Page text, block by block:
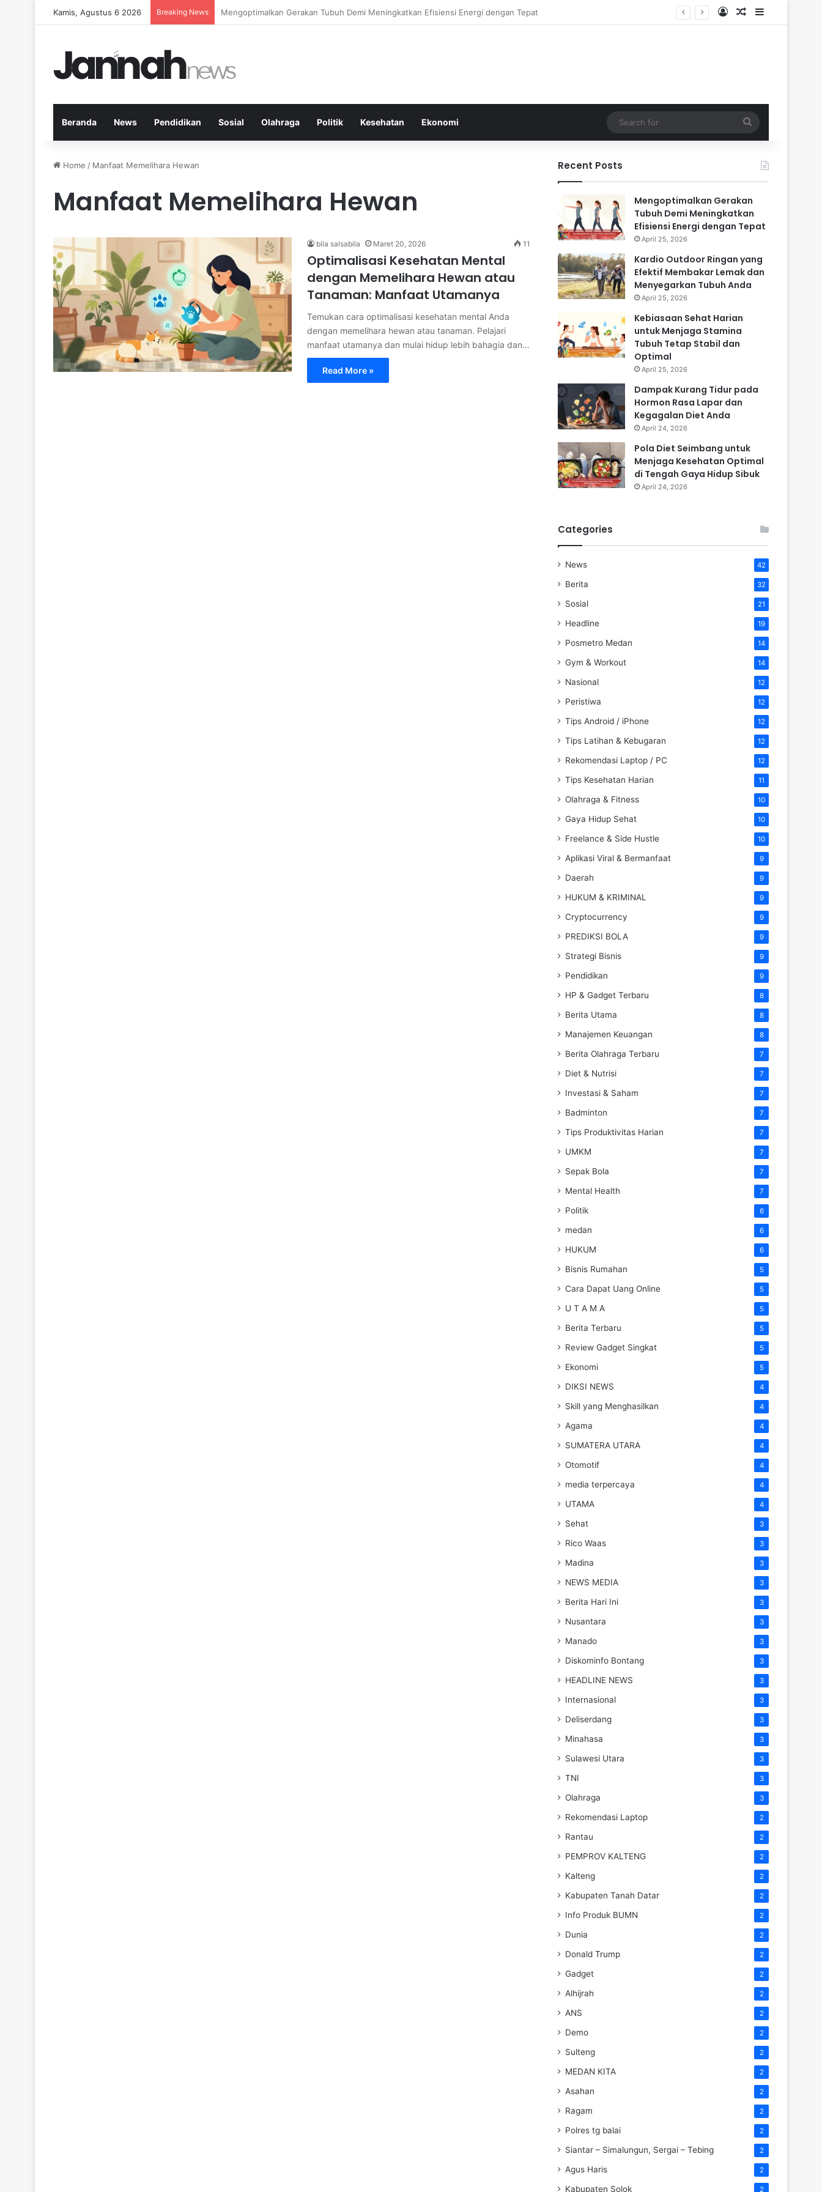
Kamis, Agustus 6 2026 Breaking News Kardio Outdoor Ringan yang Efektif Membakar Lemak dan Menyegarkan Tubuh Anda Log InRandom Article
Sidebar
Beranda News Pendidikan Sosial Olahraga Politik Kesehatan Ekonomi
for
Home / Manfaat Memelihara Hewan
Manfaat Memelihara Hewan
bila salsabila Maret 20, 2026 11
Optimalisasi Kesehatan Mental
dengan Memelihara Hewan atau
Tanaman: Manfaat Utamanya
Temukan cara optimalisasi kesehatan mental Anda
dengan memelihara hewan atau tanaman. Pelajari
manfaat utamanya dan mulai hidup lebih bahagia dan…
Read More »
Recent Posts
Mengoptimalkan Gerakan
Tubuh Demi Meningkatkan
Efisiensi Energi dengan Tepat
April 25, 2026
Kardio Outdoor Ringan yang
Efektif Membakar Lemak dan
Menyegarkan Tubuh Anda
April 25, 2026
Kebiasaan Sehat Harian
untuk Menjaga Stamina
Tubuh Tetap Stabil dan
Optimal
April 25, 2026
Dampak Kurang Tidur pada
Hormon Rasa Lapar dan
Kegagalan Diet Anda
April 24, 2026
Pola Diet Seimbang untuk
Menjaga Kesehatan Optimal
di Tengah Gaya Hidup Sibuk
April 24, 2026
Categories
News 42
Berita 32
Sosial 21
Headline 19
Posmetro Medan 14
Gym & Workout 14
Nasional 12
Peristiwa 12
Tips Android / iPhone 12
Tips Latihan & Kebugaran 12
Rekomendasi Laptop / PC 12
Tips Kesehatan Harian 11
Olahraga & Fitness 10
Gaya Hidup Sehat 10
Freelance & Side Hustle 10
Aplikasi Viral & Bermanfaat 9
Daerah 9
HUKUM & KRIMINAL 9
Cryptocurrency 9
PREDIKSI BOLA 9
Strategi Bisnis 9
Pendidikan 9
HP & Gadget Terbaru 8
Berita Utama 8
Manajemen Keuangan 8
Berita Olahraga Terbaru 7
Diet & Nutrisi 7
Investasi & Saham 7
Badminton 7
Tips Produktivitas Harian 7
UMKM 7
Sepak Bola 7
Mental Health 7
Politik 6
medan 6
HUKUM 6
Bisnis Rumahan 5
Cara Dapat Uang Online 5
U T A M A 5
Berita Terbaru 5
Review Gadget Singkat 5
Ekonomi 5
DIKSI NEWS 4
Skill yang Menghasilkan 4
Agama 4
SUMATERA UTARA 4
Otomotif 4
media terpercaya 4
UTAMA 4
Sehat 3
Rico Waas 3
Madina 3
NEWS MEDIA 3
Berita Hari Ini 3
Nusantara 3
Manado 3
Diskominfo Bontang 3
HEADLINE NEWS 3
Internasional 3
Deliserdang 3
Minahasa 3
Sulawesi Utara 3
TNI 3
Olahraga 3
Rekomendasi Laptop 2
Rantau 2
PEMPROV KALTENG 2
Kalteng 2
Kabupaten Tanah Datar 2
Info Produk BUMN 2
Dunia 2
Donald Trump 2
Gadget 2
Alhijrah 2
ANS 2
Demo 2
Sulteng 2
MEDAN KITA 2
Asahan 2
Ragam 2
Polres tg balai 2
Siantar – Simalungun, Sergai – Tebing 2
Agus Haris 2
Kabupaten Solok 2